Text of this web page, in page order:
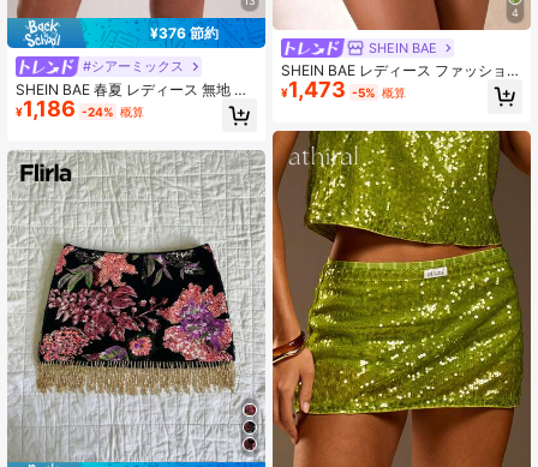
¥376 節約
#シアーミックス
SHEIN BAE 春夏 レディース 無地 ス
パンコール ショートスカート パーテ
ィー用、スパンコール ミニスカー
セクシー、コンサート グリーン、バ
レンタインデー、レディース バレン
タイン
¥1,186 -24% 概算
4
SHEIN BAE
SHEIN BAE レディース ファッション
エレガント スパンコール ミニスカー
ト パーティー向け
¥1,473 -5% 概算